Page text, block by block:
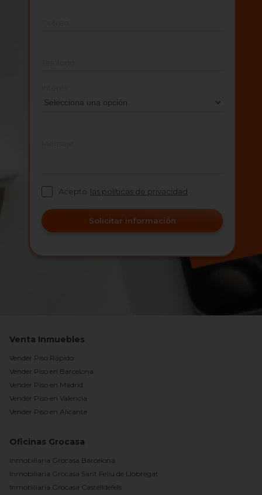
Acepto las políticas de privacidad
Solicitar información
Venta Inmuebles
Vender Piso Rápido
Vender Piso en Barcelona
Vender Piso en Madrid
Vender Piso en Valencia
Vender Piso en Alicante
Oficinas Grocasa
Inmobiliaria Grocasa Barcelona
Inmobiliaria Grocasa Sant Feliu de Llobregat
Inmobiliaria Grocasa Castelldefels